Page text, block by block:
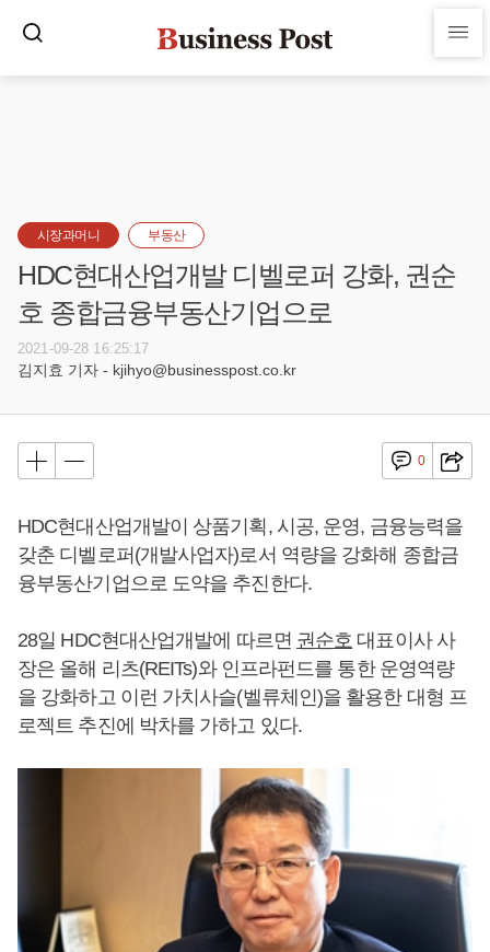
시장과머니 부동산
HDC현대산업개발 디벨로퍼 강화, 권순
호 종합금융부동산기업으로
2021-09-28 16:25:17
김지효 기자 - kjihyo@businesspost.co.kr
0
HDC현대산업개발이 상품기획, 시공, 운영, 금융능력을
갖춘 디벨로퍼(개발사업자)로서 역량을 강화해 종합금
융부동산기업으로 도약을 추진한다.
28일 HDC현대산업개발에 따르면 권순호 대표이사 사
장은 올해 리츠(REITs)와 인프라펀드를 통한 운영역량
을 강화하고 이런 가치사슬(벨류체인)을 활용한 대형 프
로젝트 추진에 박차를 가하고 있다.